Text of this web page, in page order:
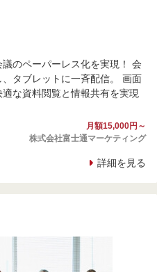
のペーパーレス化を実現！ 会
タブレットに一斉配信。 画面
な資料閲覧と情報共有を実現
月額15,000円～
株式会社富士通マーケティング
詳細を見る